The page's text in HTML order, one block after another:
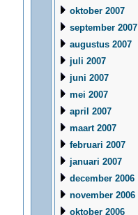
oktober 2007
september 2007
augustus 2007
juli 2007
juni 2007
mei 2007
april 2007
maart 2007
februari 2007
januari 2007
december 2006
november 2006
oktober 2006